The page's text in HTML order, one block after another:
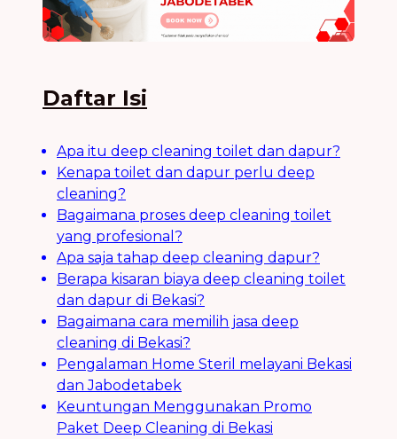
Daftar Isi
Apa itu deep cleaning toilet dan dapur?
Kenapa toilet dan dapur perlu deep
cleaning?
Bagaimana proses deep cleaning toilet
yang profesional?
Apa saja tahap deep cleaning dapur?
Berapa kisaran biaya deep cleaning toilet
dan dapur di Bekasi?
Bagaimana cara memilih jasa deep
cleaning di Bekasi?
Pengalaman Home Steril melayani Bekasi
dan Jabodetabek
Keuntungan Menggunakan Promo
Paket Deep Cleaning di Bekasi